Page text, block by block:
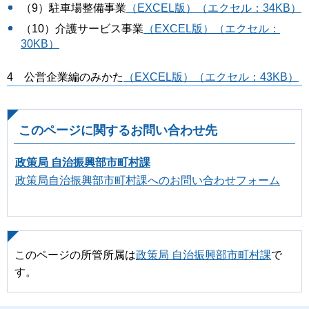
（9）駐車場整備事業 （EXCEL版）（エクセル：34KB）
（10）介護サービス事業 （EXCEL版）（エクセル：
30KB）
4 公営企業編のみかた （EXCEL版）（エクセル：43KB）
このページに関するお問い合わせ先
政策局 自治振興部市町村課
政策局自治振興部市町村課へのお問い合わせフォーム
このページの所管所属は政策局 自治振興部市町村課で
す。